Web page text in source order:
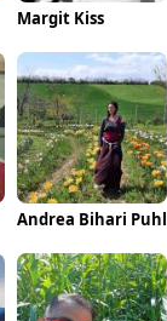
Margit Kiss
Andrea Bihari Puhl